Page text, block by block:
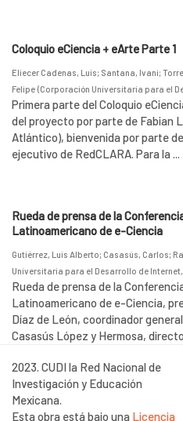
Coloquio eCiencia + eArte Parte 1
Eliecer Cadenas, Luis; Santana, Ivani;
Felipe (Corporación Universitaria para el
Primera parte del Coloquio
del proyecto por parte de Fabian
Atlántico), bienvenida por parte
ejecutivo de RedCLARA. Para la ...
Rueda de prensa de la
Latinoamericano de e-Ciencia
Gutiérrez, Luis Alberto; Casasús, Carlos;
Universitaria para el Desarrollo de Internet,
Rueda de prensa de la
Latinoamericano de e-Ciencia,
Díaz de León, coordinador general
Casasús López y Hermosa,
2023. CUDI la Red Nacional de
Investigación y Educación
Mexicana.
Esta obra está bajo una Licencia